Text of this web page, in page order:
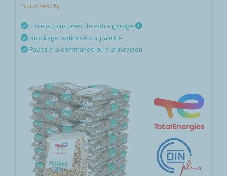
*Soit 0,46 € / Kg
Livré au plus près de votre garage
Stockage optimisé sur palette
Payez à la commande ou à la livraison